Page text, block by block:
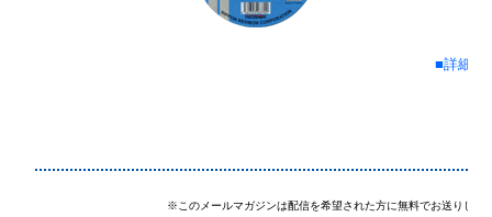
■詳細情
※このメールマガジンは配信を希望された方に無料でお送りして